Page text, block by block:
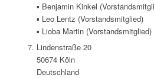
▪ Benjamin Kinkel
▪ Leo Lentz (Vorstandsmitglied)
▪ Lioba Martin (Vorstandsmitglied)
Lindenstraße 20
50674 Köln
Deutschland